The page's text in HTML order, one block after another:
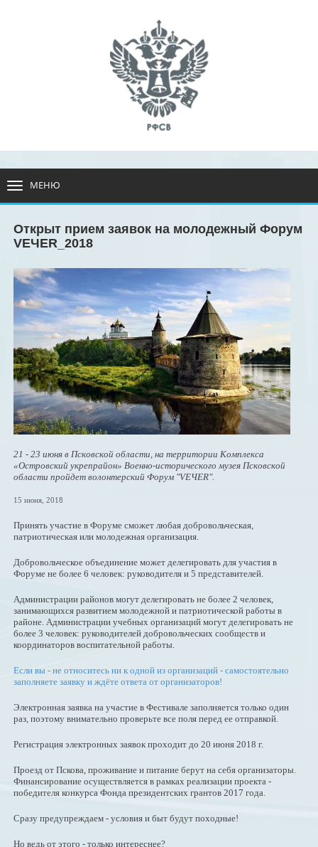
МЕНЮ
Открыт прием заявок на молодежный Форум
VЕЧЕR_2018
21 - 23 июня в Псковской области, на территории Комплекса
«Островский укрепрайон» Военно-исторического музея Псковской
области пройдет волонтерский Форум "VEЧER".
15 июня, 2018
Принять участие в Форуме сможет любая добровольческая,
патриотическая или молодежная организация.
Добровольческое объединение может делегировать для участия в
Форуме не более 6 человек: руководителя и 5 представителей.
Администрации районов могут делегировать не более 2 человек,
занимающихся развитием молодежной и патриотической работы в
районе. Администрации учебных организаций могут делегировать не
более 3 человек: руководителей добровольческих сообществ и
координаторов воспитательной работы.
Если вы - не относитесь ни к одной из организаций - самостоятельно
заполняете заявку и ждёте ответа от организаторов!
Электронная заявка на участие в Фестивале заполняется только один
раз, поэтому внимательно проверьте все поля перед ее отправкой.
Регистрация электронных заявок проходит до 20 июня 2018 г.
Проезд от Пскова, проживание и питание берут на себя организаторы.
Финансирование осуществляется в рамках реализации проекта -
победителя конкурса Фонда президентских грантов 2017 года.
Сразу предупреждаем - условия и быт будут походные!
Но ведь от этого - только интереснее?